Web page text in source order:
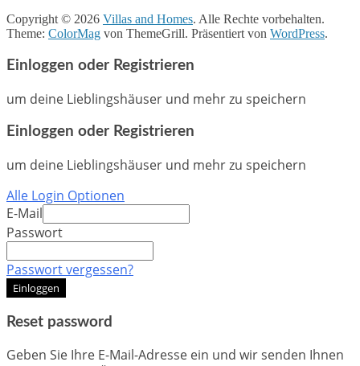
Copyright © 2026 Villas and Homes. Alle Rechte vorbehalten.
Theme: ColorMag von ThemeGrill. Präsentiert von WordPress.
Einloggen oder Registrieren
um deine Lieblingshäuser und mehr zu speichern
Einloggen oder Registrieren
um deine Lieblingshäuser und mehr zu speichern
Alle Login Optionen
E-Mail
Passwort
Passwort vergessen?
Einloggen
Reset password
Geben Sie Ihre E-Mail-Adresse ein und wir senden Ihnen